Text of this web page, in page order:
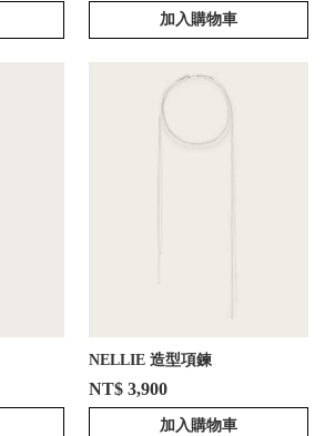
加入購物車
NELLIE 造型項鍊
NT$ 3,900
加入購物車